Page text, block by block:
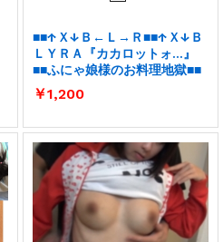
■■↑Ｘ↓Ｂ←Ｌ→Ｒ■■↑Ｘ↓Ｂ
ＬＹＲＡ『カカロットォ…』
■■ふにゃ娘様のお料理地獄■■
￥1,200